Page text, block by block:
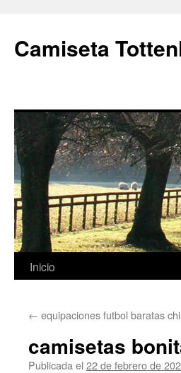
Camiseta
Saltar
contenido
Inicio
← equipaciones futbol baratas
camisetas
Publicada el 22 de febrero de